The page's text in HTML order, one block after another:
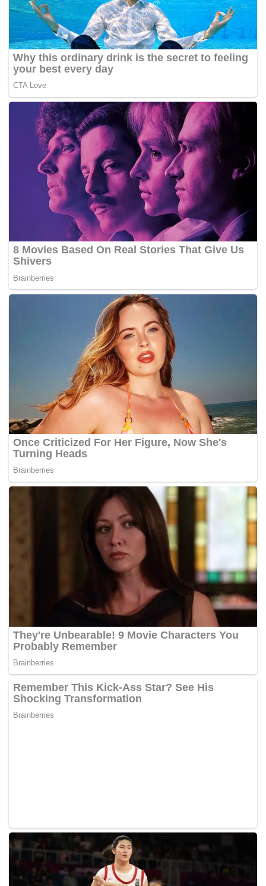
Mengikut fakta kes, tertuduh yang juga tahanan di Penjara
Sungai Udang dibawa ke Hospital Melaka kerana
mengalami bengkak susu, dan ketika itu dia mengaku
kepada doktor bahawa mengalami keguguran dianggarkan
berusia enam bulan selepas memakan ubat untuk
menggugurkan kandungan jenis ‘misoprostol’.
Ubat itu didakwa dibeli di aplikasi TikTok pada harga
RM600 pada 12 Mei lalu dan janin iti kemudiannya diberi
kepada rakan lelaki untuk ditanam.
Pendakwaan dikendalikan Timbalan Pendakwa Raya,
Syaza Nur Sharif manakala, tertuduh diwakili Peguam
Muhammad Izzuddin Ab Malek dari Yayasan Bantuan
Guaman Kebangsaan.
-Harian Metro
Tags: Gugur Kandungan